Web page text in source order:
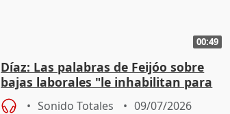
00:49
Díaz: Las palabras de Feijóo sobre
bajas laborales "le inhabilitan para
gobernar España"
Sonido Totales 09/07/2026